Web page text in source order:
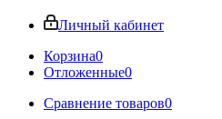
Личный кабинет
Корзина0
Отложенные0
Сравнение товаров0